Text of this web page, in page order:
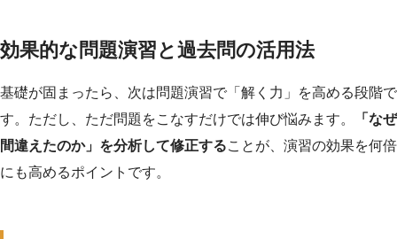
効果的な問題演習と過去問の活用法
基礎が固まったら、次は問題演習で「解く力」を高める段階で
す。ただし、ただ問題をこなすだけでは伸び悩みます。
「なぜ
間違えたのか」を分析して修正することが、演習の効果を何倍
にも高めるポイントです。